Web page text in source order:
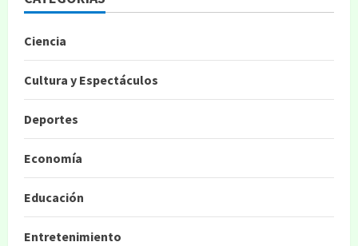
Ciencia
Cultura y Espectáculos
Deportes
Economía
Educación
Entretenimiento